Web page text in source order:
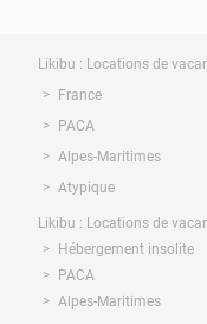
Likibu : Locations de
France
PACA
Alpes-Maritimes
Atypique
Likibu : Locations de
Hébergement insolite
PACA
Alpes-Maritimes